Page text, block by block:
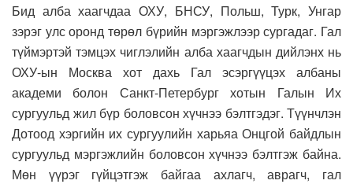
Бид алба хаагчдаа ОХУ, БНСУ, Польш, Турк, Унгар
зэрэг улс оронд төрөл бүрийн мэргэжлээр сургадаг. Гал
түймэртэй тэмцэх чиглэлийн алба хаагчдын дийлэнх нь
ОХУ-ын Москва хот дахь Гал эсэргүүцэх албаны
академи болон Санкт-Петербург хотын Галын Их
сургуульд жил бүр боловсон хүчнээ бэлтгэдэг. Түүнчлэн
Дотоод хэргийн их сургуулийн харьяа Онцгой байдлын
сургуульд мэргэжлийн боловсон хүчнээ бэлтгэж байна.
Мөн үүрэг гүйцэтгэж байгаа ахлагч, аврагч, гал